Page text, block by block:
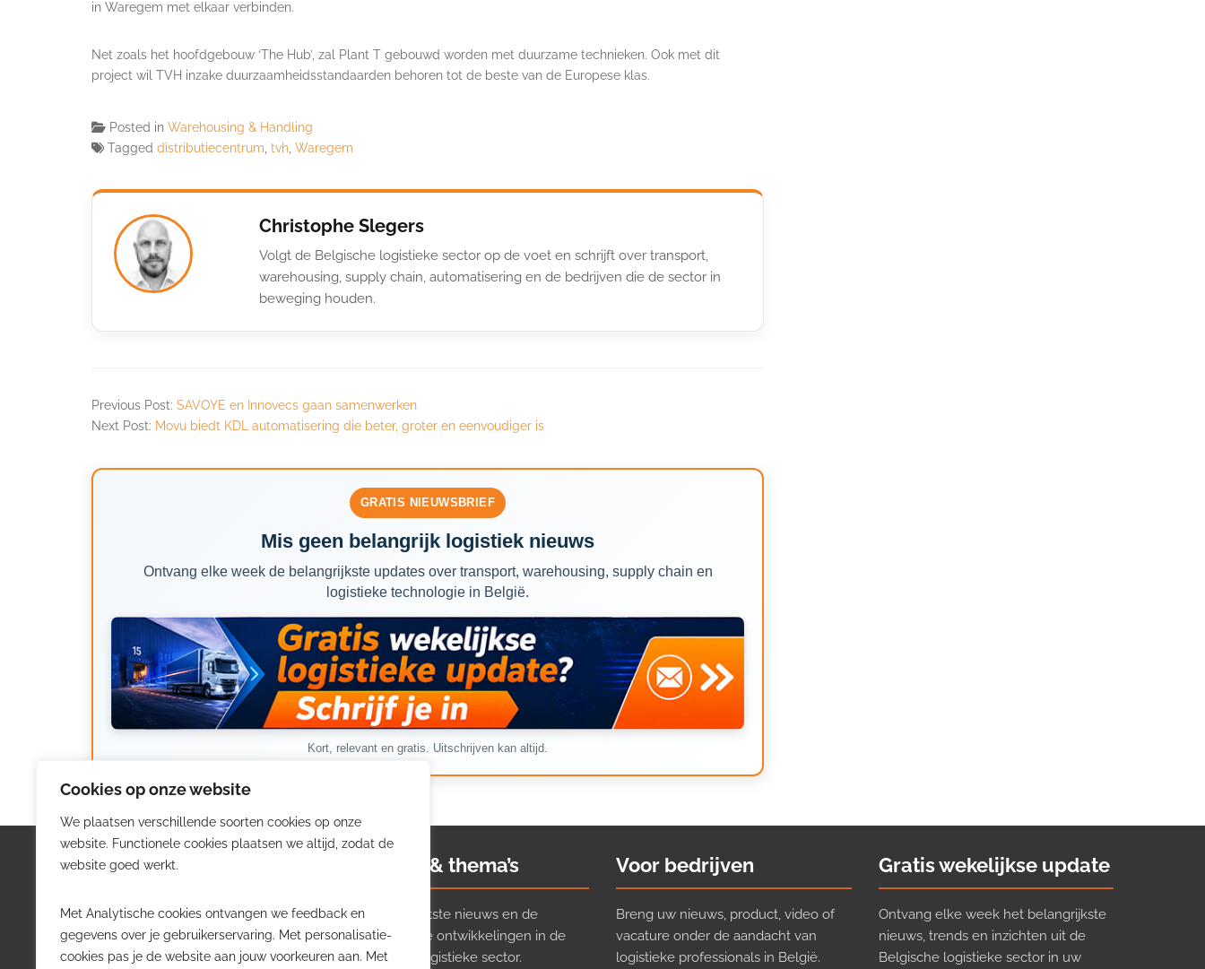
Cookies op onze website
We plaatsen verschillende soorten cookies op onze
website. Functionele cookies plaatsen we altijd, zodat de
website goed werkt.
Met Analytische cookies ontvangen we feedback en
gegevens over je gebruikerservaring. Met personalisatie-
cookies pas je de website aan jouw voorkeuren aan. Met
in Waregem met elkaar verbinden.
Net zoals het hoofdgebouw ‘The Hub’, zal Plant T gebouwd worden met duurzame technieken. Ook met dit
project wil TVH inzake duurzaamheidsstandaarden behoren tot de beste van de Europese klas.
Posted in Warehousing & Handling
Tagged distributiecentrum tvh Waregem
Christophe Slegers
Volgt de Belgische logistieke sector op de voet en schrijft over transport,
warehousing, supply chain, automatisering en de bedrijven die de sector in
beweging houden.
Previous Post: SAVOYE en Innovecs gaan samenwerken
Next Post: Movu biedt KDL automatisering die beter, groter en eenvoudiger is
GRATIS NIEUWSBRIEF
Mis geen belangrijk logistiek nieuws
Ontvang elke week de belangrijkste updates over transport, warehousing, supply chain en
logistieke technologie in België.
Kort, relevant en gratis. Uitschrijven kan altijd.
Logistiek.be
Logistiek.be brengt dagelijks nieuws,
trends en praktijkverhalen over
transport, warehousing, supply chain
Nieuws & thema’s
Volg het laatste nieuws en de
belangrijkste ontwikkelingen in de
Belgische logistieke sector.
Voor bedrijven
Breng uw nieuws, product, video of
vacature onder de aandacht van
logistieke professionals in België.
Gratis wekelijkse update
Ontvang elke week het belangrijkste
nieuws, trends en inzichten uit de
Belgische logistieke sector in uw